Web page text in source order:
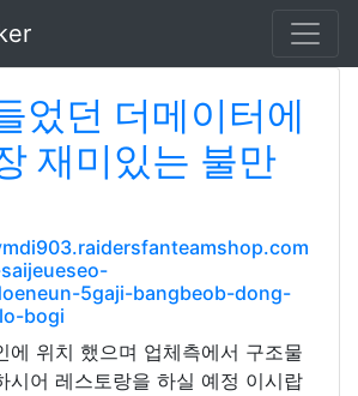
었던 더메이터에
재미있는 불만
5gaji-bangbeob-dong-
bogi
에 위치 했으며 업체측에서 구조물
시어 레스토랑을 하실 예정 이시랍